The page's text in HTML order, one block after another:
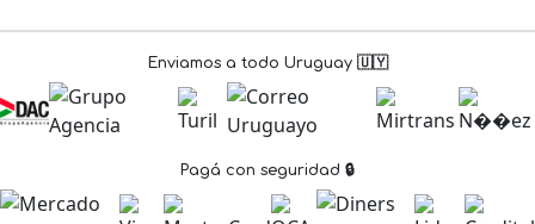
original
era:
$1.890.
actual
es:
$1.490.
Enviamos a todo Uruguay 🇺🇾
Pagá con seguridad 🔒